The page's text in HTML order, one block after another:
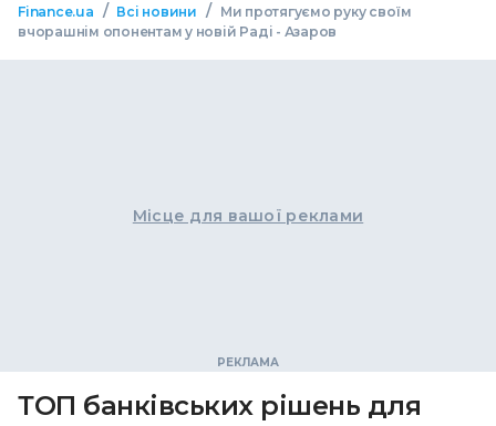
Finance.ua / Всі новини /
Ми протягуємо руку своїм
вчорашнім опонентам у новій Раді - Азаров
Місце для вашої реклами
ТОП банківських рішень для